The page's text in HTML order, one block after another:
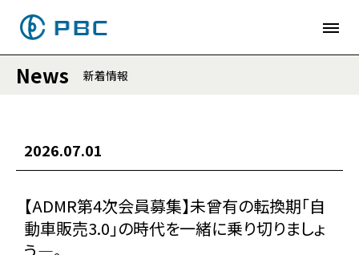
News 新着情報
2026.07.01
【ADMR第4次会員募集】未曾有の転換期「自
動車販売3.0」の時代を一緒に乗り切りましょ